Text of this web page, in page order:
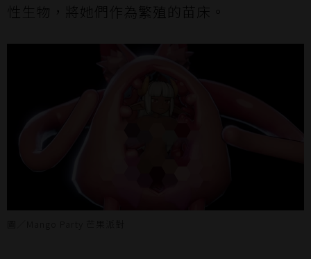
性生物，將她們作為繁殖的苗床。